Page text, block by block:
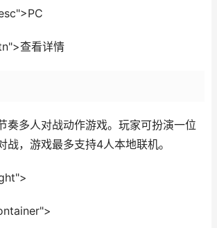
查看详情
奏多人对战动作游戏。玩家可扮演一位
战，游戏最多支持4人本地联机。